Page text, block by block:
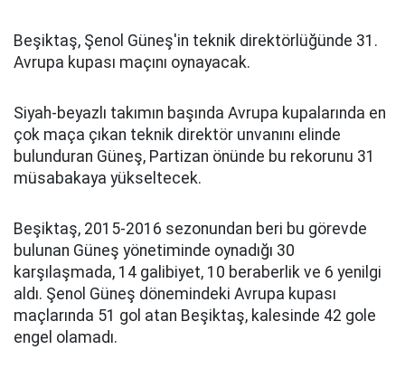
Beşiktaş, Şenol Güneş'in teknik direktörlüğünde 31.
Avrupa kupası maçını oynayacak.
Siyah-beyazlı takımın başında Avrupa kupalarında en
çok maça çıkan teknik direktör unvanını elinde
bulunduran Güneş, Partizan önünde bu rekorunu 31
müsabakaya yükseltecek.
Beşiktaş, 2015-2016 sezonundan beri bu görevde
bulunan Güneş yönetiminde oynadığı 30
karşılaşmada, 14 galibiyet, 10 beraberlik ve 6 yenilgi
aldı. Şenol Güneş dönemindeki Avrupa kupası
maçlarında 51 gol atan Beşiktaş, kalesinde 42 gole
engel olamadı.